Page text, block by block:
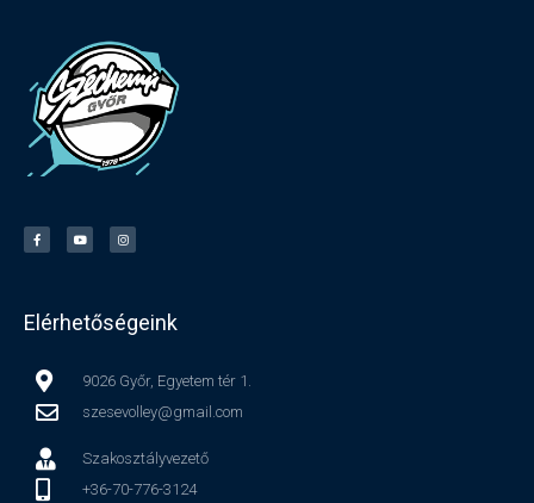
Elérhetőségeink
9026 Győr, Egyetem tér 1.
szesevolley@gmail.com
Szakosztályvezető
+36-70-776-3124